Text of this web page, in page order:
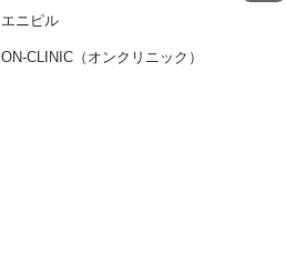
エニピル
ON-CLINIC（オンクリニック）